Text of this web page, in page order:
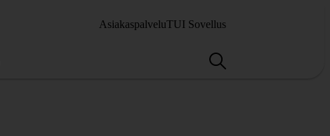
AsiakaspalveluTUI Sovellus